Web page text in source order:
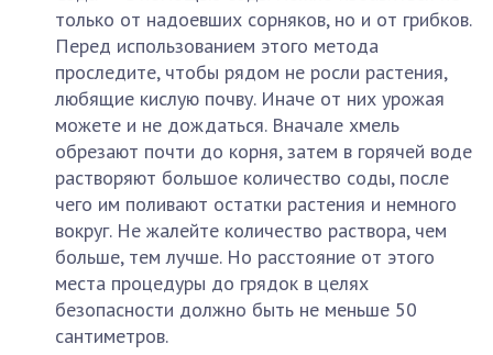
только от надоевших сорняков, но и от грибков.
Перед использованием этого метода
проследите, чтобы рядом не росли растения,
любящие кислую почву. Иначе от них урожая
можете и не дождаться. Вначале хмель
обрезают почти до корня, затем в горячей воде
растворяют большое количество соды, после
чего им поливают остатки растения и немного
вокруг. Не жалейте количество раствора, чем
больше, тем лучше. Но расстояние от этого
места процедуры до грядок в целях
безопасности должно быть не меньше 50
сантиметров.